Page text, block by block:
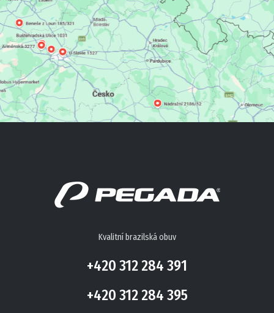
OSTATNÍ
Kvalitní brazilská obuv
+420 312 284 391
+420 312 284 395